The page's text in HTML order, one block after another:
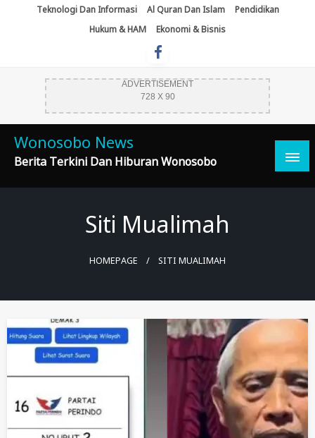
Teknologi Dan Informasi Al Quran Dan Islam
Pendidikan
Hukum & HAM
Ekonomi & Bisnis
ADVERTISEMENT
728 X 90
Wonosobo News
Berita Terkini Dan Hiburan Wonosobo
Siti Mualimah
HOMEPAGE SITI MUALIMAH